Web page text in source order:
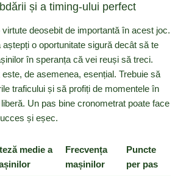
și a timing-ului perfect
deosebit de importantă în acest joc.
o oportunitate sigură decât să te
în speranța că vei reuși să treci.
de asemenea, esențial. Trebuie să
traficului și să profiți de momentele în
Un pas bine cronometrat poate face
și eșec.
medie a
Frecvența
mașinilor
Puncte
per pas